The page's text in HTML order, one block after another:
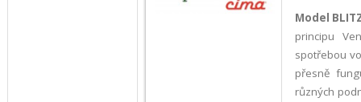
Model
principu
spotřebou
přesně
různých